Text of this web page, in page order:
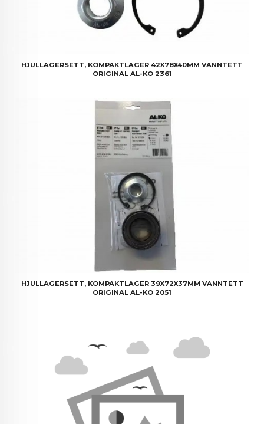
HJULLAGERSETT, KOMPAKTLAGER 42X78X40MM VANNTETT
ORIGINAL AL-KO 2361
HJULLAGERSETT, KOMPAKTLAGER 39X72X37MM VANNTETT
ORIGINAL AL-KO 2051